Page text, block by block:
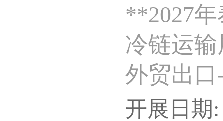
**2027
冷链运
外贸出口
点：泰
开展日期